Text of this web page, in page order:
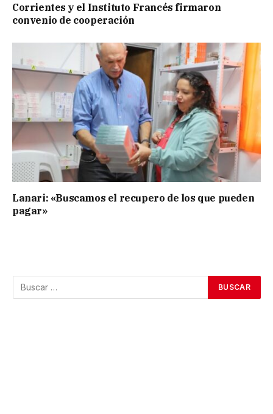
Corrientes y el Instituto Francés firmaron
convenio de cooperación
Lanari: «Buscamos el recupero de los que pueden
pagar»